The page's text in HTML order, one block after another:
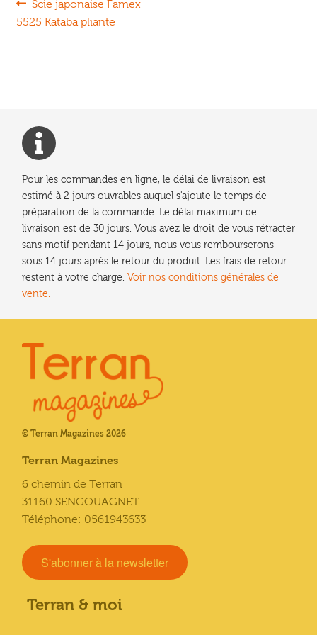
Navigation
Article
précédent :
Scie japonaise Famex
5525 Kataba pliante
Pour les commandes en ligne, le délai de livraison est
estimé à 2 jours ouvrables auquel s'ajoute le temps de
préparation de la commande. Le délai maximum de
livraison est de 30 jours. Vous avez le droit de vous rétracter
sans motif pendant 14 jours, nous vous rembourserons
sous 14 jours après le retour du produit. Les frais de retour
restent à votre charge. Voir nos conditions générales de
vente.
© Terran Magazines 2026
Terran Magazines
6 chemin de Terran
31160 SENGOUAGNET
Téléphone: 0561943633
S'abonner à la newsletter
Terran & moi